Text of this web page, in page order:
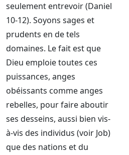
seulement entrevoir (Daniel
10-12). Soyons sages et
prudents en de tels
domaines. Le fait est que
Dieu emploie toutes ces
puissances, anges
obéissants comme anges
rebelles, pour faire aboutir
ses desseins, aussi bien vis-
à-vis des individus (voir Job)
que des nations et du